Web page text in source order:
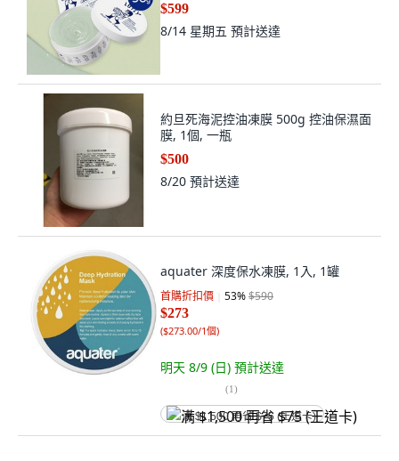
$599
8/14 星期五 預計送達
約旦死海泥控油凍膜 500g 控油保濕面
膜, 1個, 一瓶
$500
8/20 預計送達
aquater 深度保水凍膜, 1入, 1罐
首購折扣價 53%$590
$273
($273.00/1個)
明天 8/9 (日) 預計送達
(1)
满 $1,500 再省 $75 (王道卡)